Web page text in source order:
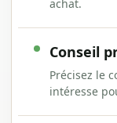
achat.
Conseil
Précisez le
intéresse